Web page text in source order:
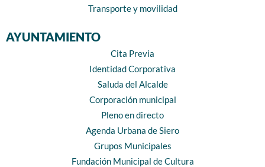
Transporte y movilidad
AYUNTAMIENTO
Cita Previa
Identidad Corporativa
Saluda del Alcalde
Corporación municipal
Pleno en directo
Agenda Urbana de Siero
Grupos Municipales
Fundación Municipal de Cultura